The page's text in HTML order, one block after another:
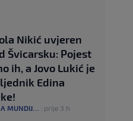
Nikić uvjeren
Švicarsku: Pojest
ih, a Jovo Lukić je
Edina
MUNDIJALU prije 3 h